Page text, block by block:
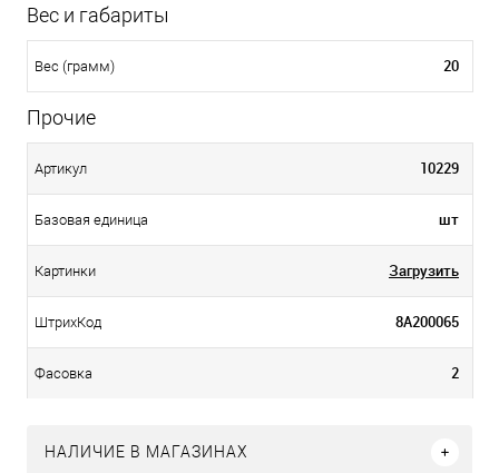
Вес и габариты
Вес (грамм) 20
Прочие
Артикул 10229
Базовая единица шт
Картинки Загрузить
ШтрихКод 8А200065
Фасовка 2
НАЛИЧИЕ В МАГАЗИНАХ